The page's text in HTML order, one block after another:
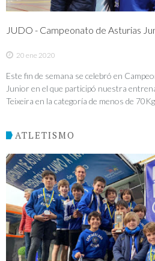
JUDO - Campeonato de Asturias
20 ene 2020
Este fin de semana se celebró en
Junior en el que participó nuestra
Teixeira en la categoría de menos de
ATLETISMO